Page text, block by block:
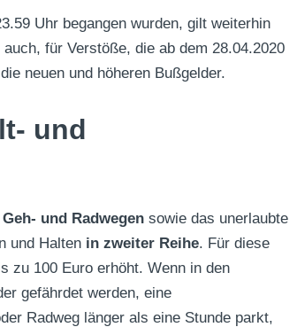
Uhr begangen wurden, gilt weiterhin
für Verstöße, die ab dem 28.04.2020
neuen und höheren Bußgelder.
und
Geh- und Radwegen sowie das unerlaubte
und Halten in zweiter Reihe. Für diese
zu 100 Euro erhöht. Wenn in den
gefährdet werden, eine
Radweg länger als eine Stunde parkt,